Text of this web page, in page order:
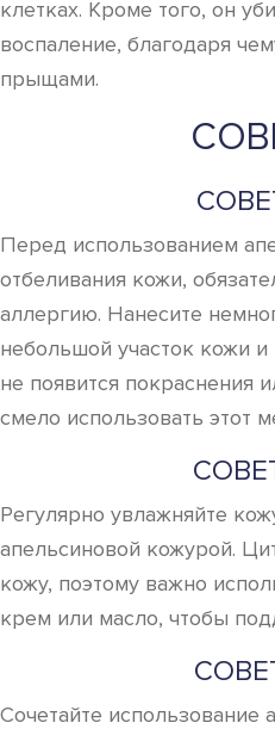
клетках. Кроме того, он
воспаление, благодаря
прыщами.
Перед использованием
отбеливания кожи,
аллергию. Нанесите
небольшой участок кожи
не появится покраснения
смело использовать этот
Регулярно увлажняйте
апельсиновой кожурой.
кожу, поэтому важно
крем или масло, чтобы
Сочетайте использование